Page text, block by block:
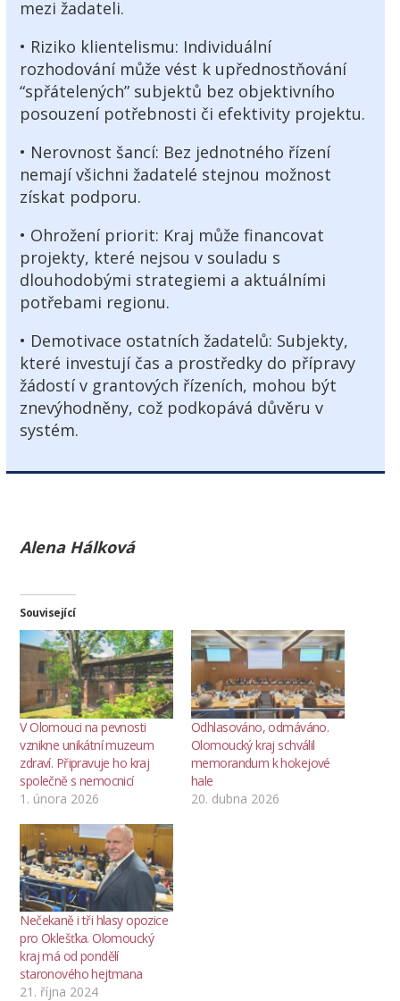
mezi žadateli.
• Riziko klientelismu: Individuální
rozhodování může vést k upřednostňování
“spřátelených” subjektů bez objektivního
posouzení potřebnosti či efektivity projektu.
• Nerovnost šancí: Bez jednotného řízení
nemají všichni žadatelé stejnou možnost
získat podporu.
• Ohrožení priorit: Kraj může financovat
projekty, které nejsou v souladu s
dlouhodobými strategiemi a aktuálními
potřebami regionu.
• Demotivace ostatních žadatelů: Subjekty,
které investují čas a prostředky do přípravy
žádostí v grantových řízeních, mohou být
znevýhodněny, což podkopává důvěru v
systém.
Alena Hálková
Související
V Olomouci na pevnosti
vznikne unikátní muzeum
zdraví. Připravuje ho kraj
společně s nemocnicí
1. února 2026
Odhlasováno, odmáváno.
Olomoucký kraj schválil
memorandum k hokejové
hale
20. dubna 2026
Nečekaně i tři hlasy opozice
pro Oklešťka. Olomoucký
kraj má od pondělí
staronového hejtmana
21. října 2024